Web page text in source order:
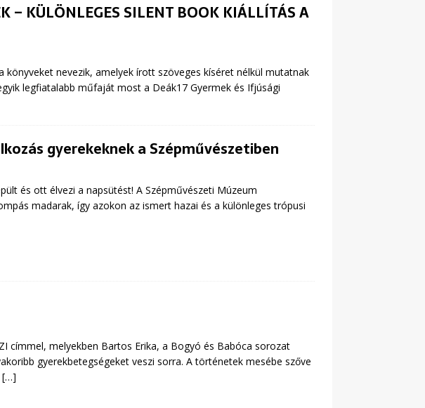
– KÜLÖNLEGES SILENT BOOK KIÁLLÍTÁS A
könyveket nevezik, amelyek írott szöveges kíséret nélkül mutatnak
legfiatalabb műfaját most a Deák17 Gyermek és Ifjúsági
gyerekeknek a Szépművészetiben
és ott élvezi a napsütést! A Szépművészeti Múzeum
madarak, így azokon az ismert hazai és a különleges trópusi
címmel, melyekben Bartos Erika, a Bogyó és Babóca sorozat
gyerekbetegségeket veszi sorra. A történetek mesébe szőve
[…]